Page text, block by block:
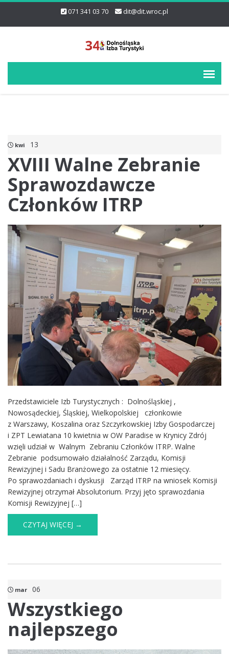
071 341 03 70 dit@dit.wroc.pl
kwi 13
XVIII Walne Zebranie
Sprawozdawcze
Członków ITRP
Przedstawiciele Izb Turystycznych : Dolnośląskiej ,
Nowosądeckiej, Śląskiej, Wielkopolskiej członkowie
z Warszawy, Koszalina oraz Szczyrkowskiej Izby Gospodarczej
i ZPT Lewiatana 10 kwietnia w OW Paradise w Krynicy Zdrój
wzięli udział w Walnym Zebraniu Członków ITRP. Walne
Zebranie podsumowało działalność Zarządu, Komisji
Rewizyjnej i Sadu Branżowego za ostatnie 12 miesięcy.
Po sprawozdaniach i dyskusji Zarząd ITRP na wniosek Komisji
Rewizyjnej otrzymał Absolutorium. Przyj jęto sprawozdania
Komisji Rewizyjnej […]
CZYTAJ WIĘCEJ →
mar 06
Wszystkiego
najlepszego